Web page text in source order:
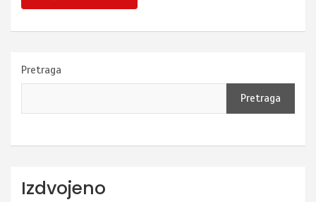
Pretraga
Pretraga
Izdvojeno